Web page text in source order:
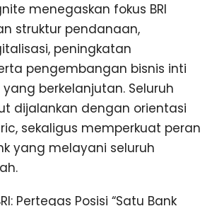
menegaskan fokus BRI
struktur pendanaan,
peningkatan
pengembangan bisnis inti
berkelanjutan. Seluruh
dijalankan dengan orientasi
sekaligus memperkuat peran
yang melayani seluruh
Pertegas Posisi “Satu Bank